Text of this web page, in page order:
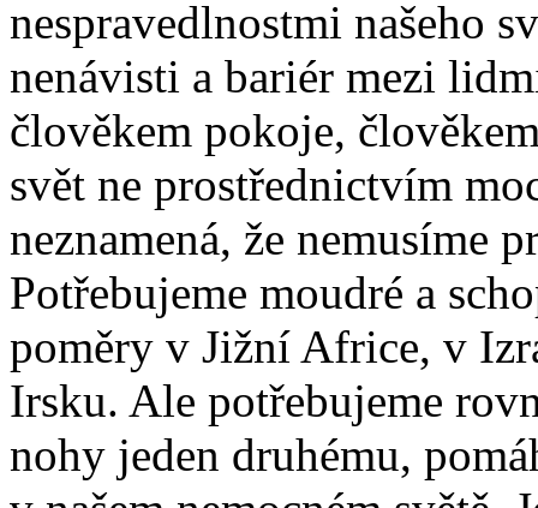
nespravedlnostmi našeho
nenávisti a bariér mezi
člověkem pokoje,
svět ne prostřednictvím
neznamená, že nemusíme
Potřebujeme moudré a
poměry v Jižní Africe, v
Irsku. Ale potřebujeme
nohy jeden druhému,